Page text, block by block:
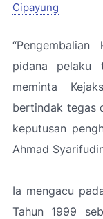
Cipayung
pidana pelaku
meminta
bertindak tegas
keputusan
Ahmad
Ia mengacu
Tahun 1999